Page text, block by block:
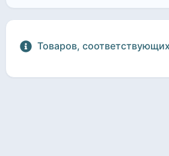
Товаров,